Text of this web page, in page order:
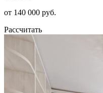
от 140 000 руб.
Рассчитать